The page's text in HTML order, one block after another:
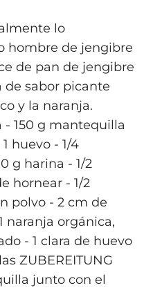
lo
hombre de jengibre
de pan de jengibre
de sabor picante
y la naranja.
- 150 g mantequilla
huevo - 1/4
g harina - 1/2
hornear - 1/2
polvo - 2 cm de
naranja orgánica,
- 1 clara de huevo
ZUBEREITUNG
junto con el